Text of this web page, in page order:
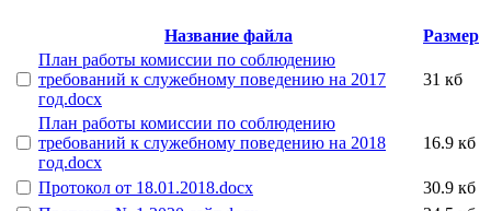
Название файла
Размер
План работы комиссии по соблюдению
требований к служебному поведению на 2017
год.docx
31 кб
План работы комиссии по соблюдению
требований к служебному поведению на 2018
год.docx
16.9 кб
Протокол от 18.01.2018.docx
30.9 кб